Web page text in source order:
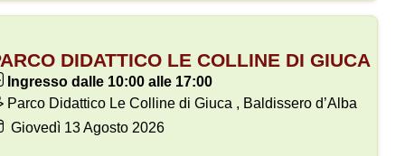
DIDATTICO LE COLLINE DI GIUCA
Ingresso dalle 10:00 alle 17:00
Parco Didattico Le Colline di Giuca , Baldissero d’Alba
Giovedì 13Agosto 2026